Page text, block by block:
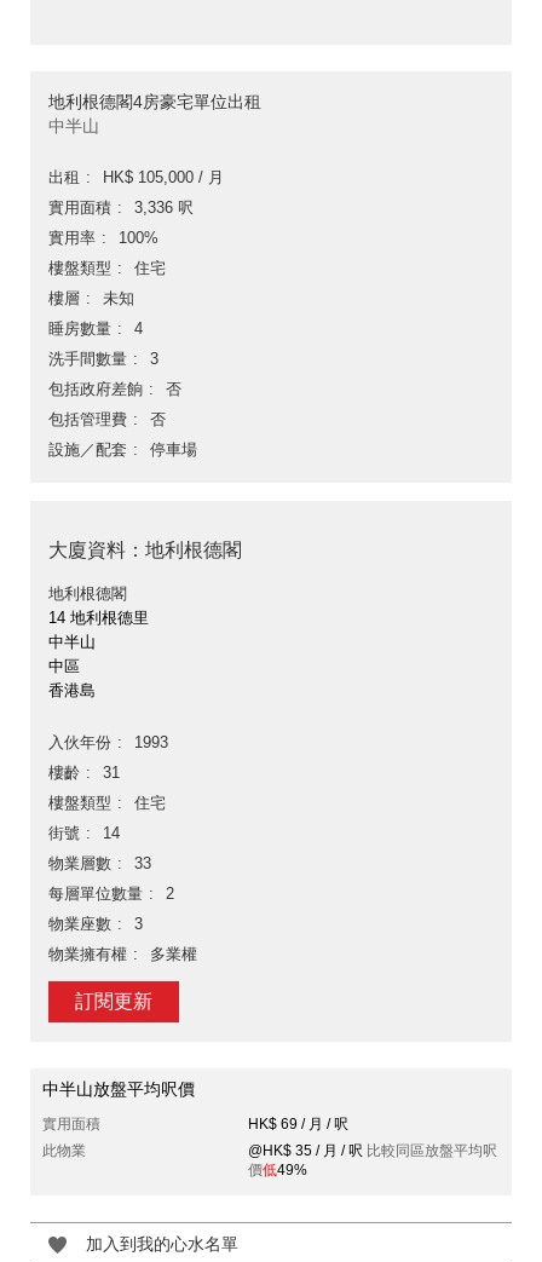
地利根德閣4房豪宅單位出租
中半山
出租
HK$ 105,000 / 月
實用面積
3,336 呎
實用率
100%
樓盤類型
住宅
樓層
未知
睡房數量
4
洗手間數量
3
包括政府差餉
否
包括管理費
否
設施／配套
停車場
大廈資料：地利根德閣
地利根德閣
14 地利根德里
中半山
中區
香港島
入伙年份
1993
樓齡
31
樓盤類型
住宅
街號
14
物業層數
33
每層單位數量
2
物業座數
3
物業擁有權
多業權
訂閱更新
中半山放盤平均呎價
實用面積
HK$ 69 / 月 / 呎
此物業
@HK$ 35 / 月 / 呎 比較同區放盤平均呎
價低49%
加入到我的心水名單